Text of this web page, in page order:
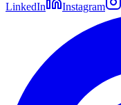
LinkedIn Instagram